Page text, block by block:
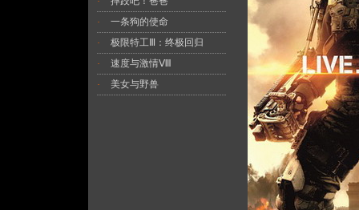
·
一条狗的使命
·
极限特工Ⅲ：终极回归
·
速度与激情Ⅷ
·
美女与野兽